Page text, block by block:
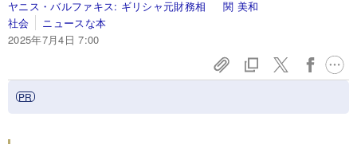
ヤニス・バルファキス: ギリシャ元財務相
関 美和
社会
ニュースな本
2025年7月4日 7:00